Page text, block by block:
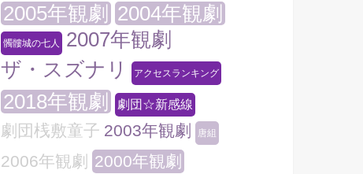
2005年観劇 2004年観劇
髑髏城の七人
2007年観劇
ザ・スズナリ
アクセスランキング
2018年観劇 劇団☆新感線
劇団桟敷童子 2003年観劇 唐組
2006年観劇 2000年観劇